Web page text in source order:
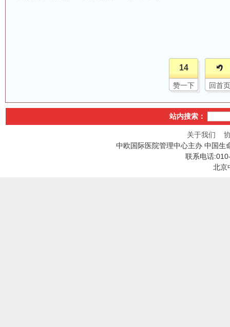
14
赞一下 回首页
站内搜索：
关于我们
中欧国际医院管理中心主办 中国生
联系电话
北京